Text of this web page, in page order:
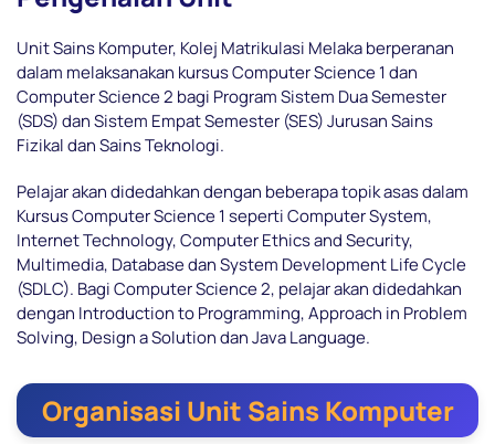
Unit Sains Komputer, Kolej Matrikulasi Melaka berperanan
dalam melaksanakan kursus Computer Science 1 dan
Computer Science 2 bagi Program Sistem Dua Semester
(SDS) dan Sistem Empat Semester (SES) Jurusan Sains
Fizikal dan Sains Teknologi.
Pelajar akan didedahkan dengan beberapa topik asas dalam
Kursus Computer Science 1 seperti Computer System,
Internet Technology, Computer Ethics and Security,
Multimedia, Database dan System Development Life Cycle
(SDLC). Bagi Computer Science 2, pelajar akan didedahkan
dengan Introduction to Programming, Approach in Problem
Solving, Design a Solution dan Java Language.
Organisasi Unit Sains Komputer